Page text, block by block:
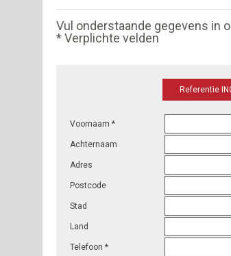
Vul onderstaande gegevens in
* Verplichte velden
Referentie
Voornaam *
Achternaam
Adres
Postcode
Stad
Land
Telefoon *